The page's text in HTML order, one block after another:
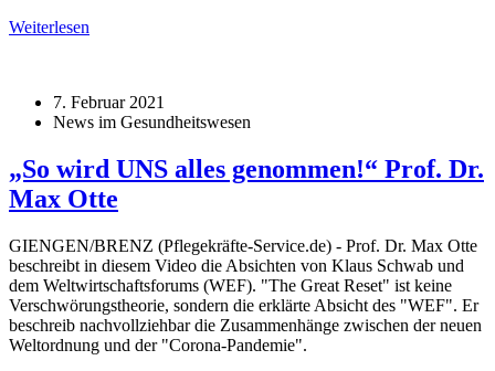
Weiterlesen
7. Februar 2021
News im Gesundheitswesen
„So wird UNS alles genommen!“ Prof. Dr.
Max Otte
GIENGEN/BRENZ (Pflegekräfte-Service.de) - Prof. Dr. Max Otte
beschreibt in diesem Video die Absichten von Klaus Schwab und
dem Weltwirtschaftsforums (WEF). "The Great Reset" ist keine
Verschwörungstheorie, sondern die erklärte Absicht des "WEF". Er
beschreib nachvollziehbar die Zusammenhänge zwischen der neuen
Weltordnung und der "Corona-Pandemie".